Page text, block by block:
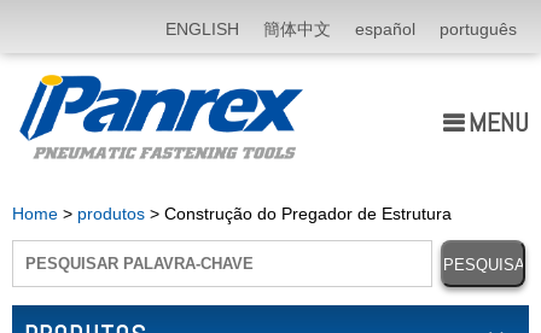
ENGLISH 簡体中文 español português
MENU
produtos
Application
Home > produtos > Construção do Pregador de Estrutura